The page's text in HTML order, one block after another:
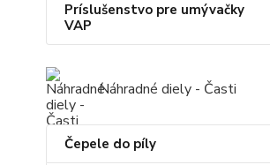
Príslušenstvo pre umývačky
VAP
Náhradné diely - Časti
Čepele do píly